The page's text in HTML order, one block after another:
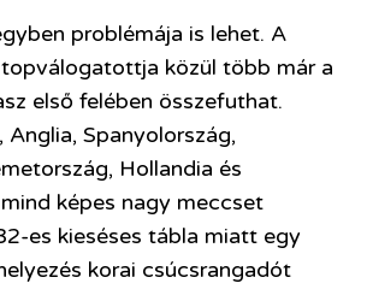
problémája is lehet. A
közül több már a
első felében összefuthat.
Anglia, Spanyolország,
Hollandia és
képes nagy meccset
es kieséses tábla miatt egy
korai csúcsrangadót